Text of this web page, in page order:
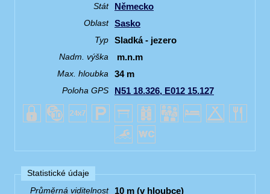
Stát
Německo
Oblast Sasko
Typ Sladká - jezero
Nadm. výška m.n.m
Max. hloubka 34 m
Poloha GPS N51 18.326, E012 15.127
Statistické údaje
Průměrná viditelnost
10 m (v hloubce)